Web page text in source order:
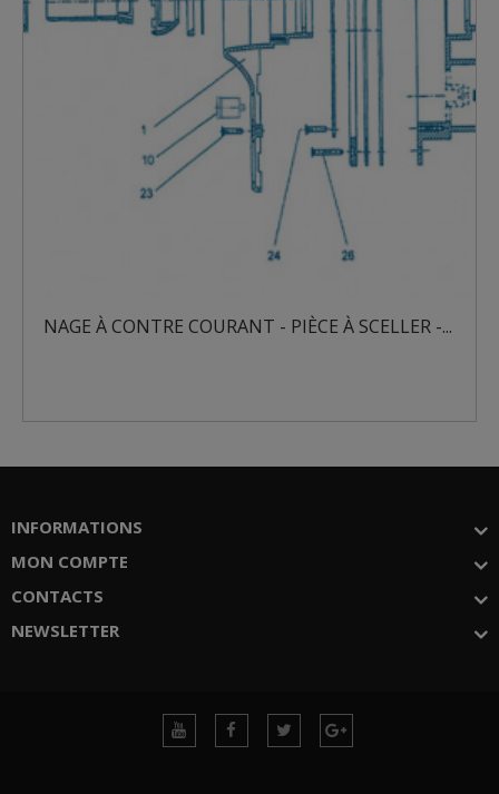
À SCELLER -... NAGE À CONTRE COURANT -
INFORMATIONS
MON COMPTE
CONTACTS
NEWSLETTER